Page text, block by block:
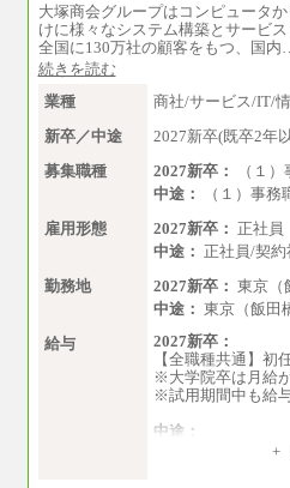
大塚商会グループはコンピュータ
けに様々なシステム構築とサービ
全国に130万社の顧客をもつ、国内…
続きを読む
業種
商社/サービス/IT/
新卒／中途
2027新卒(既卒2年
募集職種
2027新卒：
（１
中途：
（１）事
雇用形態
2027新卒： 正社員
中途： 正社員/契約
勤務地
2027新卒： 東京（
中途： 東京（飯田
給与
2027新卒：
【全職種共通】初
※大学院卒は月給
※試用期間中も給
中途：
（１）～（４） +